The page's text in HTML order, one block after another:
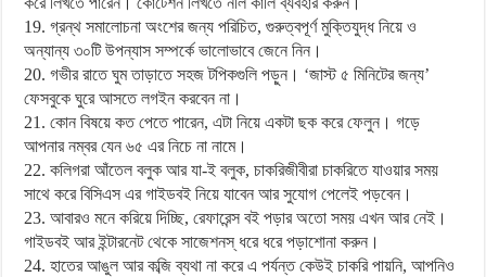
19. গ্রন্থ সমালোচনা অংশের জন্য পরিচিত, গুরুত্বপূর্ণ মুক্তিযুদ্ধ নিয়ে ও
অন্যান্য ৩০টি উপন্যাস সম্পর্কে ভালোভাবে জেনে নিন।
20. গভীর রাতে ঘুম তাড়াতে সহজ টপিকগুলি পড়ুন। ‘জাস্ট ৫ মিনিটের জন্য’
ফেসবুকে ঘুরে আসতে লগইন করবেন না।
21. কোন বিষয়ে কত পেতে পারেন, এটা নিয়ে একটা ছক করে ফেলুন। গড়ে
আপনার নম্বর যেন ৬৫ এর নিচে না নামে।
22. কলিগরা আঁতেল বলুক আর যা-ই বলুক, চাকরিজীবীরা চাকরিতে যাওয়ার সময়
সাথে করে বিসিএস এর গাইডবই নিয়ে যাবেন আর সুযোগ পেলেই পড়বেন।
23. আবারও মনে করিয়ে দিচ্ছি, রেফারেন্স বই পড়ার অতো সময় এখন আর নেই।
গাইডবই আর ইন্টারনেট থেকে সাজেশনস্ ধরে ধরে পড়াশোনা করুন।
24. হাতের আঙুল আর কব্জি ব্যথা না করে এ পর্যন্ত কেউই চাকরি পায়নি, আপনিও